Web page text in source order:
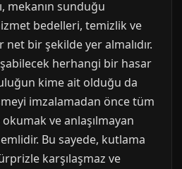
mekanın sunduğu
bedelleri, temizlik ve
bir şekilde yer almalıdır.
herhangi bir hasar
kime ait olduğu da
imzalamadan önce tüm
ve anlaşılmayan
Bu sayede, kutlama
karşılaşmaz ve